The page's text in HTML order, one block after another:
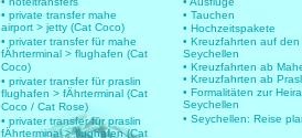
• private transfer mahe
airport > jetty (Cat Coco)
• privater transfer für mahe
fÄhrterminal > flughafen (Cat
Coco)
• privater transfer für praslin
flughafen > fÄhrterminal (Cat
Coco / Cat Rose)
• privater transfer für praslin
fÄhrterminal > flughafen (Cat
• Tauchen
• Hochzeitspakete
• Kreuzfahrten auf den
Seychellen
• Kreuzfahrten ab
• Kreuzfahrten ab
• Formalitäten zur
Seychellen
• Seychellen: Reise